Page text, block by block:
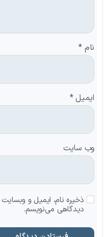
نام *
ایمیل*
وب‌ سایت
ذخیره نام، ایمیل و
دیدگاهی می‌نویسم.